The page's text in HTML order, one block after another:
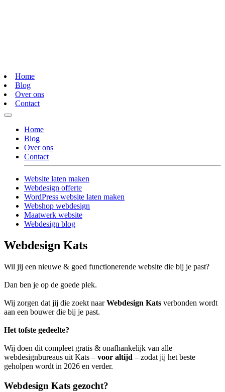
Home
Blog
Over ons
Contact
Home
Blog
Over ons
Contact
Website laten maken
Webdesign offerte
WordPress website laten maken
Webshop webdesign
Maatwerk website
Webdesign blog
Webdesign Kats
Wil jij een nieuwe & goed functionerende website die bij je past?
Dan ben je op de goede plek.
Wij zorgen dat jij die zoekt naarWebdesign Kats verbonden wordt
aan een bouwer die bij je past.
Het tofste gedeelte?
Wij doen dit compleet gratis & onafhankelijk van alle
webdesignbureaus uit Kats – voor altijd – zodat jij het beste
geholpen wordt in 2026 en verder.
Webdesign Kats gezocht?